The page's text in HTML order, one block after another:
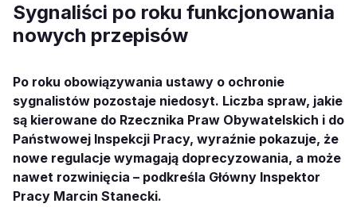
Sygnaliści po roku funkcjonowania
nowych przepisów
Po roku obowiązywania ustawy o ochronie
sygnalistów pozostaje niedosyt. Liczba spraw, jakie
są kierowane do Rzecznika Praw Obywatelskich i do
Państwowej Inspekcji Pracy, wyraźnie pokazuje, że
nowe regulacje wymagają doprecyzowania, a może
nawet rozwinięcia – podkreśla Główny Inspektor
Pracy Marcin Stanecki.